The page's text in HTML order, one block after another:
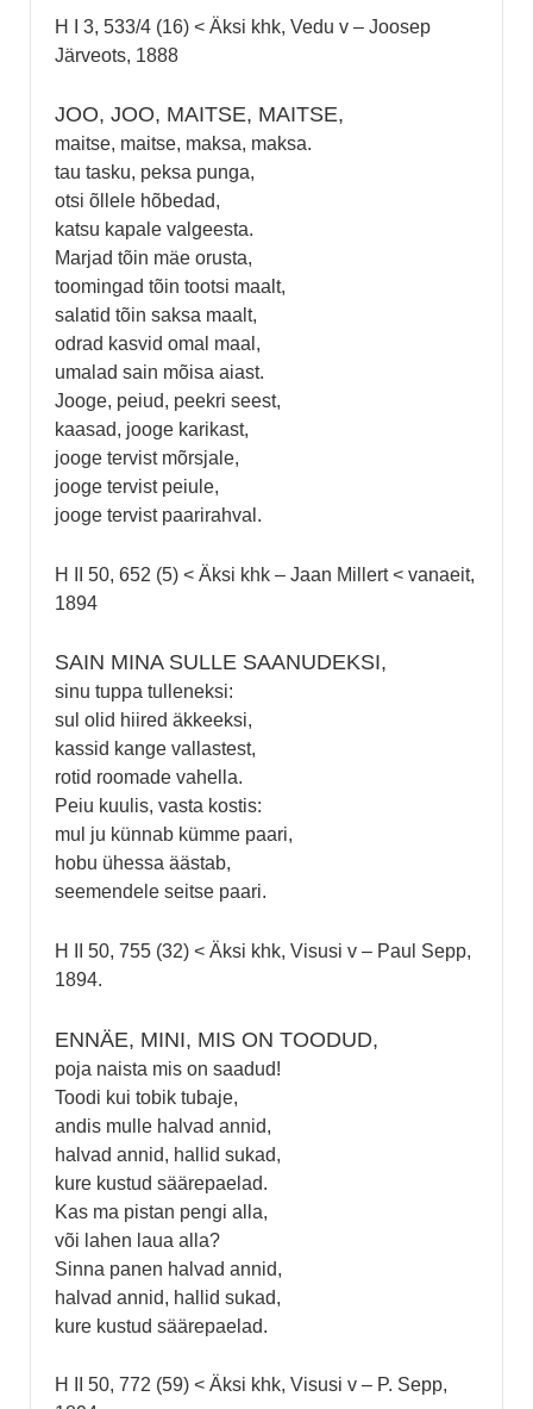
H I 3, 533/4 (16) < Äksi khk, Vedu v – Joosep
Järveots, 1888
JOO, JOO, MAITSE, MAITSE,
maitse, maitse, maksa, maksa.
tau tasku, peksa punga,
otsi õllele hõbedad,
katsu kapale valgeesta.
Marjad tõin mäe orusta,
toomingad tõin tootsi maalt,
salatid tõin saksa maalt,
odrad kasvid omal maal,
umalad sain mõisa aiast.
Jooge, peiud, peekri seest,
kaasad, jooge karikast,
jooge tervist mõrsjale,
jooge tervist peiule,
jooge tervist paarirahval.
H II 50, 652 (5) < Äksi khk – Jaan Millert < vanaeit,
1894
SAIN MINA SULLE SAANUDEKSI,
sinu tuppa tulleneksi:
sul olid hiired äkkeeksi,
kassid kange vallastest,
rotid roomade vahella.
Peiu kuulis, vasta kostis:
mul ju künnab kümme paari,
hobu ühessa äästab,
seemendele seitse paari.
H II 50, 755 (32) < Äksi khk, Visusi v – Paul Sepp,
1894.
ENNÄE, MINI, MIS ON TOODUD,
poja naista mis on saadud!
Toodi kui tobik tubaje,
andis mulle halvad annid,
halvad annid, hallid sukad,
kure kustud säärepaelad.
Kas ma pistan pengi alla,
või lahen laua alla?
Sinna panen halvad annid,
halvad annid, hallid sukad,
kure kustud säärepaelad.
H II 50, 772 (59) < Äksi khk, Visusi v – P. Sepp,